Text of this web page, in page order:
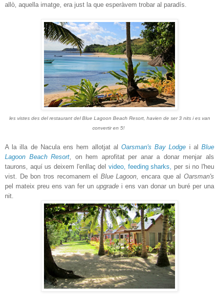
allò, aquella imatge, era just la que esperàvem trobar al paradís.
les vistes des del restaurant del Blue Lagoon Beach Resort, havien de ser 3 nits i es van
convertir en 5!
A la illa de Nacula ens hem allotjat al Oarsman's Bay Lodge i alBlue
Lagoon Beach Resort , on hem aprofitat per anar a donar menjar als
taurons, aquí us deixem l'enllaç del video, feeding sharks,
per si no l'heu
vist. De bon tros recomanem el Blue Lagoon , encara que alOarsman's
pel mateix preu ens van fer un upgrade i ens van donar un buré per una
nit.